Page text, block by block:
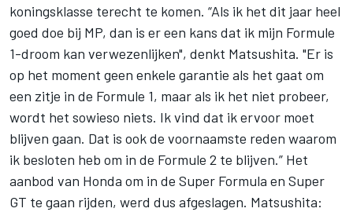
koningsklasse terecht te komen. “Als ik het dit jaar heel
goed doe bij MP, dan is er een kans dat ik mijn Formule
1-droom kan verwezenlijken", denkt Matsushita. "Er is
op het moment geen enkele garantie als het gaat om
een zitje in de Formule 1, maar als ik het niet probeer,
wordt het sowieso niets. Ik vind dat ik ervoor moet
blijven gaan. Dat is ook de voornaamste reden waarom
ik besloten heb om in de Formule 2 te blijven.” Het
aanbod van Honda om in de Super Formula en Super
GT te gaan rijden, werd dus afgeslagen. Matsushita: